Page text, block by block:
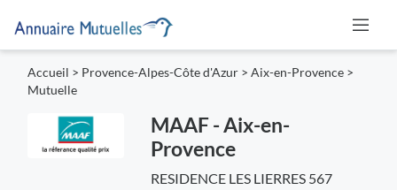
Accueil > Provence-Alpes-Côte d'Azur > Aix-en-Provence >
Mutuelle
MAAF - Aix-en-
Provence
RESIDENCE LES LIERRES 567